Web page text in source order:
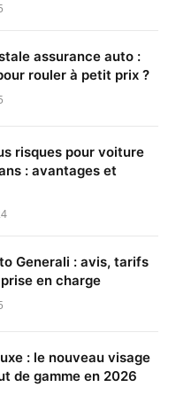
assurance auto :
rouler à petit prix ?
risques pour voiture
: avantages et
Generali : avis, tarifs
en charge
: le nouveau visage
de gamme en 2026